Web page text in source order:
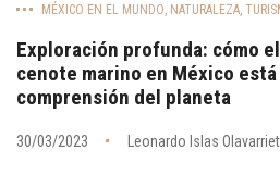
MÉXICO EN EL MUNDO NATURALEZA
Exploración profunda: cómo
cenote marino en México
comprensión del planeta
30/03/2023 Leonardo Islas